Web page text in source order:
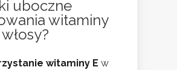
uboczne
witaminy
witaminy E w